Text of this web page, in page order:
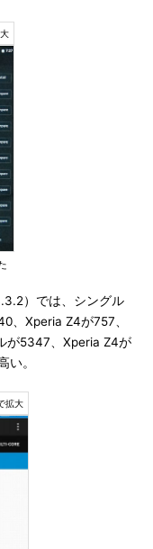
）では、シングル
、Xperia Z4が757、
が5347、Xperia Z4が
い。